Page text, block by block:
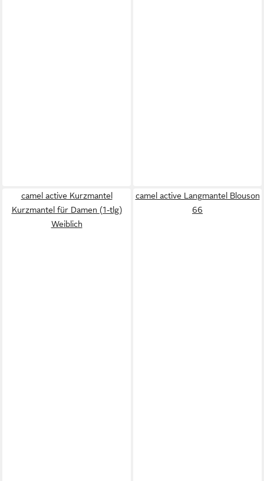
camel active Kurzmantel
Kurzmantel für Damen (1-tlg)
Weiblich
camel active Langmantel Blouson
66